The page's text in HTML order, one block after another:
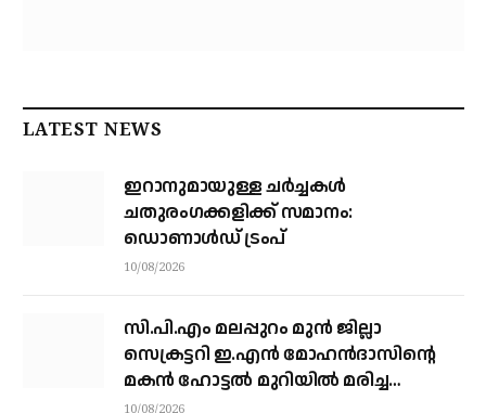
LATEST NEWS
ഇറാനുമായുള്ള ചർച്ചകൾ
ചതുരംഗക്കളിക്ക് സമാനം:
ഡൊണാൾഡ് ട്രംപ്
10/08/2026
സി.പി.എം മലപ്പുറം മുൻ ജില്ലാ
സെക്രട്ടറി ഇ.എൻ മോഹൻദാസിന്റെ
മകൻ ഹോട്ടൽ മുറിയിൽ മരിച്ച
നിലയിൽ